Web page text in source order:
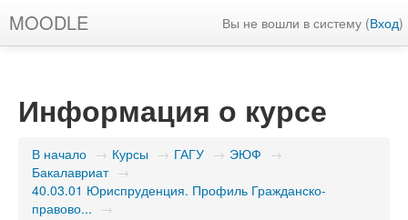
MOODLE Вы не вошли в систему (Вход)
Информация о курсе
В начало → Курсы → ГАГУ → ЭЮФ →
Бакалавриат →
40.03.01 Юриспруденция. Профиль Гражданско-
правово... →